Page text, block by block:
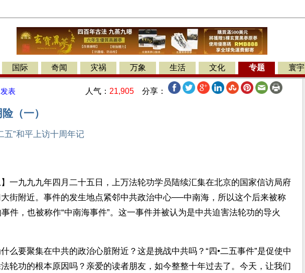
国际 奇闻 灾祸 万象 生活 文化 专题 寰宇
发表 人气： 21,905 分享：
（一）
”和平上访十周年记
】一九九九年四月二十五日，上万法轮功学员陆续汇集在北京的国家信访局府
街附近。事件的发生地点紧邻中共政治中心──中南海，所以这个后来被称
事件，也被称作“中南海事件”。这一事件并被认为是中共迫害法轮功的导火
么要聚集在中共的政治心脏附近？这是挑战中共吗？“四•二五事件”是促使中
轮功的根本原因吗？亲爱的读者朋友，如今整整十年过去了。今天，让我们